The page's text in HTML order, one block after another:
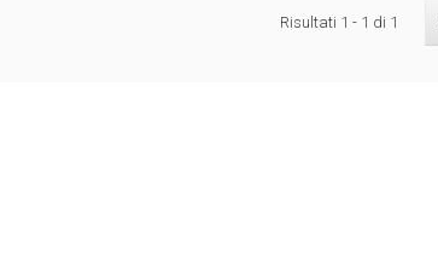
Risultati 1 - 1 di 1